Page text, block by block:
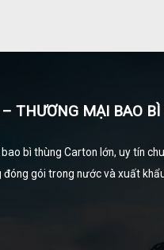
THƯƠNG MẠI BAO BÌ
bì thùng Carton lớn, uy tín
đóng gói trong nước và xuất